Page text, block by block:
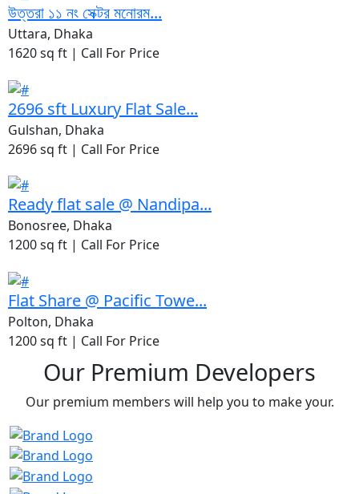
উত্তরা ১১ নং সেক্টর মনোরম...
Uttara, Dhaka
1620 sq ft | Call For Price
2696 sft Luxury Flat Sale...
Gulshan, Dhaka
2696 sq ft | Call For Price
Ready flat sale @ Nandipa...
Bonosree, Dhaka
1200 sq ft | Call For Price
Flat Share @ Pacific Towe...
Polton, Dhaka
1200 sq ft | Call For Price
Our Premium Developers
Our premium members will help you to make your.